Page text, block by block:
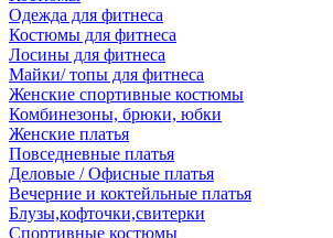
Одежда для фитнеса
Костюмы для фитнеса
Лосины для фитнеса
Майки/ топы для фитнеса
Женские спортивные костюмы
Комбинезоны, брюки, юбки
Женские платья
Повседневные платья
Деловые / Офисные платья
Вечерние и коктейльные платья
Блузы,кофточки,свитерки
Спортивные костюмы